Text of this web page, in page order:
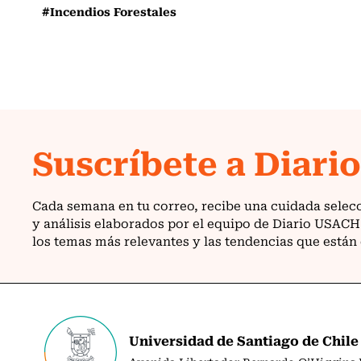
#Incendios Forestales
Universidad de Santiago de Chile